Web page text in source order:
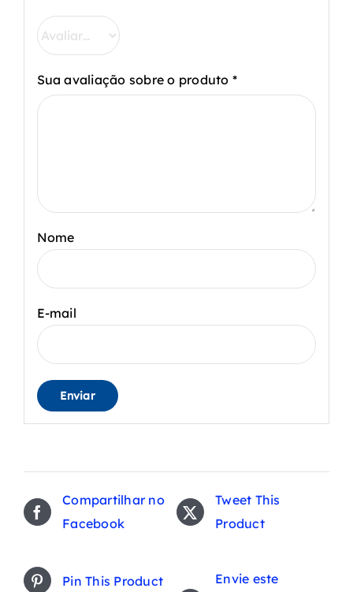
Sua avaliação sobre o produto *
Nome
E-mail
Compartilhar no
Facebook
Tweet This
Product
Pin This Product Envie este